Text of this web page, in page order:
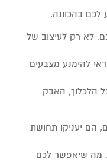
לכם בהכוונה.
לא רק לעיצוב של
להימנע מצבעים
הלכלוך, האבק
הם יעניקו תחושת
מה שיאפשר לכם